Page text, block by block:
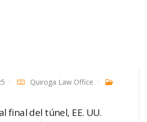
Quiroga Law Office
final del túnel, EE. UU.